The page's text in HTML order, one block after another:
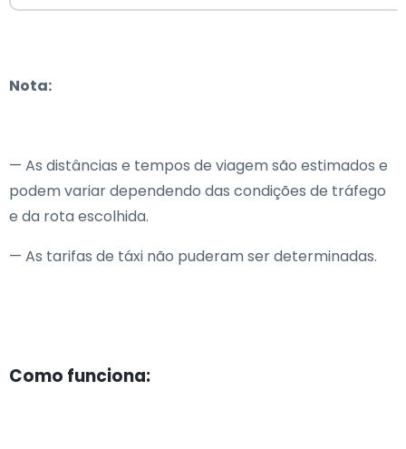
Nota:
— As distâncias e tempos de viagem são estimados e
podem variar dependendo das condições de tráfego
e da rota escolhida.
— As tarifas de táxi não puderam ser determinadas.
Como funciona: